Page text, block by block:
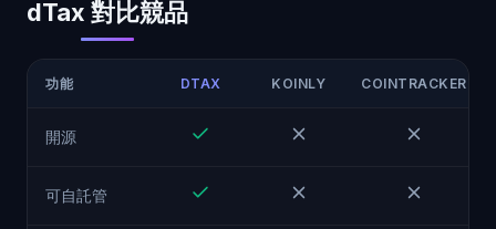
dTax 對比競品
功能 DTAX KOINLY COINTRACKER
開源
可自託管